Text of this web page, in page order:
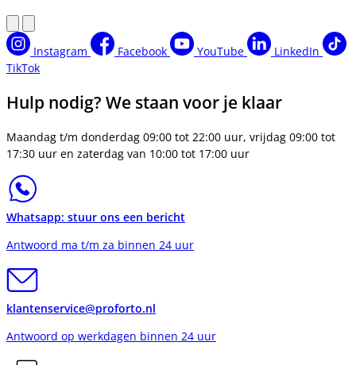
Instagram Facebook YouTube
LinkedIn
TikTok
Hulp nodig? We staan voor je klaar
Maandag t/m donderdag 09:00 tot 22:00 uur, vrijdag 09:00 tot
17:30 uur en zaterdag van 10:00 tot 17:00 uur
Whatsapp: stuur ons een bericht
Antwoord ma t/m za binnen 24 uur
klantenservice@proforto.nl
Antwoord op werkdagen binnen 24 uur